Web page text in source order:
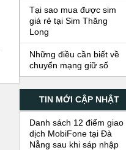
Tại sao mua được sim
giá rẻ tại Sim Thăng
Long
Những điều cần biết về
chuyển mạng giữ số
TIN MỚI CẬP NHẬT
Danh sách 12 điểm giao
dịch MobiFone tại Đà
Nẵng sau khi sáp nhập